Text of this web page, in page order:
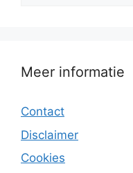
Meer informatie
Contact
Disclaimer
Cookies